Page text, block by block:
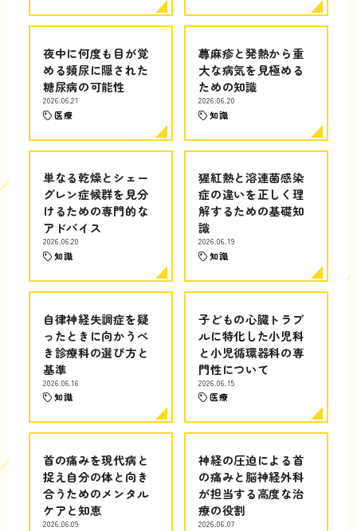
夜中に何度も目が覚
める頻尿に隠された
糖尿病の可能性
2026.06.21
医療
蕁麻疹と発熱から重
大な病気を見極める
ための知識
2026.06.20
知識
単なる乾燥とシェー
グレン症候群を見分
けるための専門的な
アドバイス
2026.06.20
知識
猩紅熱と溶連菌感染
症の違いを正しく理
解するための基礎知
識
2026.06.19
知識
自律神経失調症を疑
ったときに向かうべ
き診療科の選び方と
基準
2026.06.16
知識
子どもの心臓トラブ
ルに特化した小児科
と小児循環器科の専
門性について
2026.06.15
医療
首の痛みを現代病と
捉え自分の体と向き
合うためのメンタル
ケアと知恵
2026.06.09
神経の圧迫による首
の痛みと脳神経外科
が担当する高度な治
療の役割
2026.06.07